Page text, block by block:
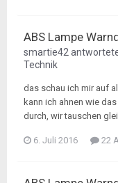
ABS Lampe
smartie42
Technik
das schau ich mir auf
kann ich ahnen wie
durch, wir tauschen
6. Juli 2016 22